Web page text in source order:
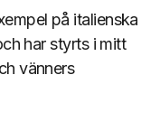
på italienska
har styrts i mitt
vänners